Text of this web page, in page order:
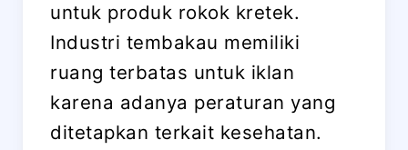
untuk produk rokok kretek.
Industri tembakau memiliki
ruang terbatas untuk iklan
karena adanya peraturan yang
ditetapkan terkait kesehatan.